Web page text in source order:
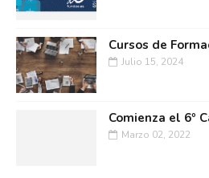
Cursos de
Julio 15, 2024
Comienza el 6º
Marzo 02, 2022